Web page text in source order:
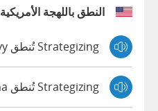
النطق باللهجة الأمريكية
Strategizing تُنطق Ivy
Strategizing تُنطق Joanna